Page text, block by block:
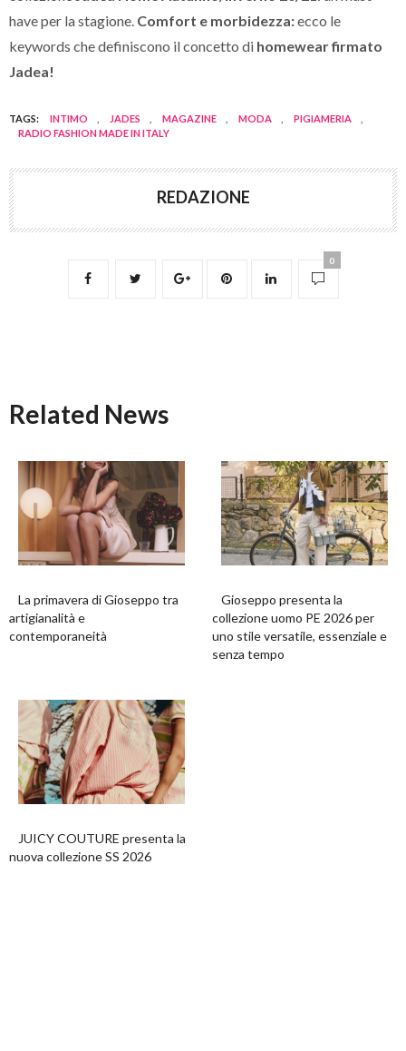
have per la stagione. Comfort e morbidezza:ecco le
keywords che definiscono il concetto di homewear firmato
Jadea!
TAGS: INTIMO JADES MAGAZINE MODA PIGIAMERIA
RADIO FASHION MADE IN ITALY
REDAZIONE
0
Related News
La primavera di Gioseppo tra
artigianalità e
contemporaneità
Gioseppo presenta la
collezione uomo PE 2026 per
uno stile versatile, essenziale e
senza tempo
JUICY COUTURE presenta la
nuova collezione SS 2026